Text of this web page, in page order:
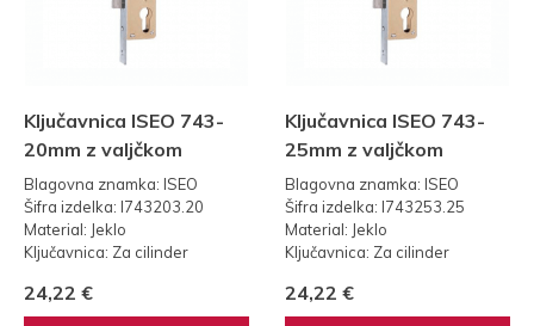
Ključavnica ISEO 743-
20mm z valjčkom
Blagovna znamka: ISEO
Šifra izdelka: I743203.20
Material: Jeklo
Ključavnica: Za cilinder
Standard: 85
24,22 €
Ključavnica ISEO 743-
25mm z valjčkom
Blagovna znamka: ISEO
Šifra izdelka: I743253.25
Material: Jeklo
Ključavnica: Za cilinder
Standard: 85
24,22 €